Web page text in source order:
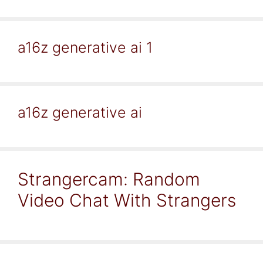
a16z generative ai 1
a16z generative ai
Strangercam: Random
Video Chat With Strangers